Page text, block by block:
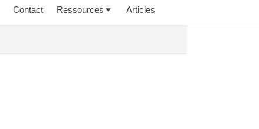
Contact Ressources Articles